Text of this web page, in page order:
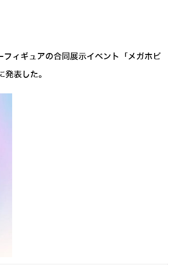
ィギュアの合同展示イベント「メガホビ
表した。